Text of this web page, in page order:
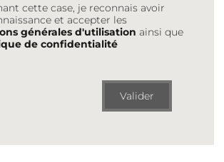
cette case, je reconnais avoir
et accepter les
générales d'utilisation ainsi que
de confidentialité
Valider